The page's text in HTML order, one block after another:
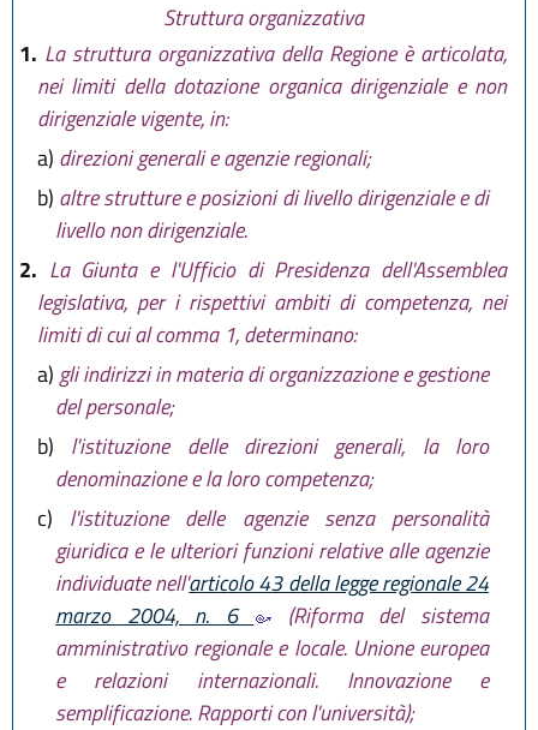
L.R. 30 luglio 2015, n. 13
L.R. 29 dicembre 2015, n. 22
L.R. 9 maggio 2016, n. 7
L.R. 29 luglio 2016, n. 13
L.R. 25 novembre 2016, n. 21
L.R. 20 dicembre 2018, n. 21
L.R. 3 giugno 2019, n. 5
Struttura organizzativa
1. La struttura organizzativa della Regione è articolata,
nei limiti della dotazione organica dirigenziale e non
dirigenziale vigente, in:
a) direzioni generali e agenzie regionali;
b) altre strutture e posizioni di livello dirigenziale e di
livello non dirigenziale.
2. La Giunta e l'Ufficio di Presidenza dell'Assemblea
legislativa, per i rispettivi ambiti di competenza, nei
limiti di cui al comma 1, determinano:
a)gli indirizzi in materia di organizzazione e gestione
del personale;
b) l'istituzione delle direzioni generali, la loro
denominazione e la loro competenza;
c) l'istituzione delle agenzie senza personalità
giuridica e le ulteriori funzioni relative alle agenzie
individuate nell'articolo 43 della legge regionale 24
marzo 2004, n. 6
(Riforma del sistema
amministrativo regionale e locale. Unione europea
e relazioni internazionali. Innovazione e
semplificazione. Rapporti con l'università);